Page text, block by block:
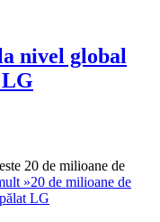
nivel global
20 de milioane de
»20 de milioane de
LG